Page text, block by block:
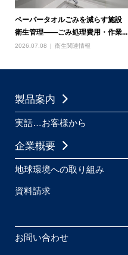
ペーパータオルごみを減らす施設
衛生管理――ごみ処理費用・作業...
2026.07.08 衛生関連情報
製品案内
実話…お客様から
企業概要
地球環境への取り組み
資料請求
お問い合わせ